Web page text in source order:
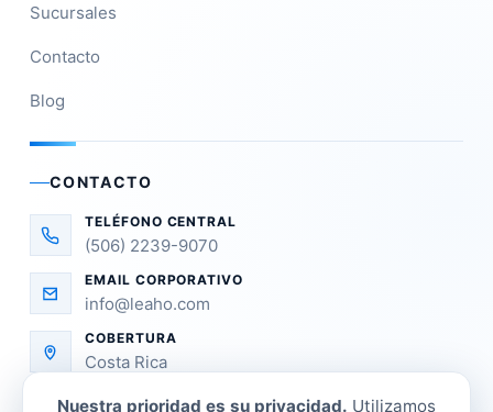
Sucursales
Contacto
Blog
CONTACTO
TELÉFONO CENTRAL
(506) 2239-9070
EMAIL CORPORATIVO
info@leaho.com
COBERTURA
Costa Rica
Nuestra prioridad es su privacidad. Utilizamos